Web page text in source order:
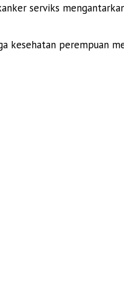
serviks
kesehatan perempuan